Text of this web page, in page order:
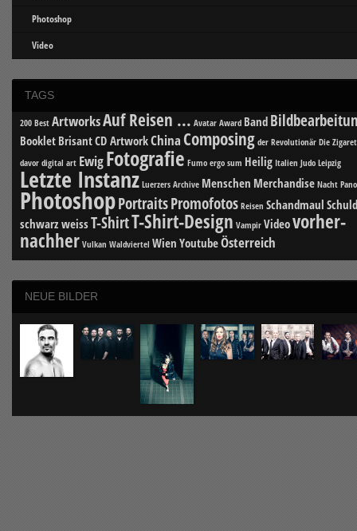
Photoshop
Video
TAGS
200 Best ArtworksAuf Reisen ... Avatar Award Band
Booklet BrisantCD ArtworkChinaComposing der Revolutionär Die
davor digital art EwigFotografie Fumo ergo sum Heilig Italien Judo Leipzig
Letzte Instanz Luerzers Archive Menschen Merchandise Nacht
PhotoshopPortraitsPromofotos Reisen Schandmaul
schwarz weissT-ShirtT-Shirt-Design Vampir Videovorher-
nachher Vulkan Waldviertel Wien YoutubeÖsterreich
NEUE BILDER